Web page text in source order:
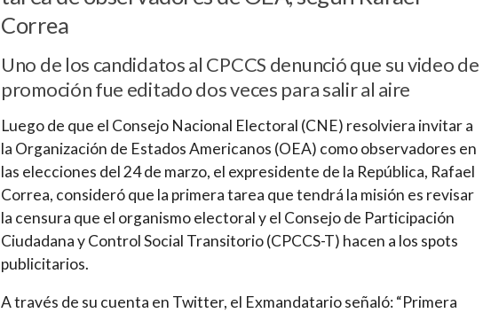
Correa
Uno de los candidatos al CPCCS denunció que su video de
promoción fue editado dos veces para salir al aire
Luego de que el Consejo Nacional Electoral (CNE) resolviera invitar a
la Organización de Estados Americanos (OEA) como observadores en
las elecciones del 24 de marzo, el expresidente de la República, Rafael
Correa, consideró que la primera tarea que tendrá la misión es revisar
la censura que el organismo electoral y el Consejo de Participación
Ciudadana y Control Social Transitorio (CPCCS-T) hacen a los spots
publicitarios.
A través de su cuenta en Twitter, el Exmandatario señaló: “Primera